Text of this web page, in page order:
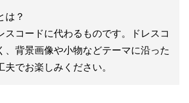
は？
スコードに代わるものです。ドレスコ
、背景画像や小物などテーマに沿った
でお楽しみください。